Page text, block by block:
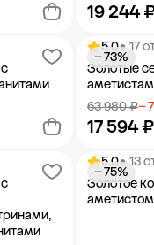
корзину
19 244
корзину
5.0• 17
Золотые
63 980 ₽−
17 594 ₽
− 73%
5.0• 13
Золотое
аметистом
− 75%